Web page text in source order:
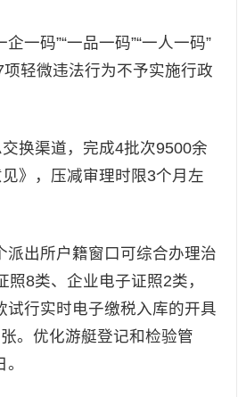
码”“一品一码”“一人一码”
轻微违法行为不予实施行政
换渠道，完成4批次9500余
》，压减审理时限3个月左
出所户籍窗口可综合办理治
8类、企业电子证照2类，
行实时电子缴税入库的开具
。优化游艇登记和检验管